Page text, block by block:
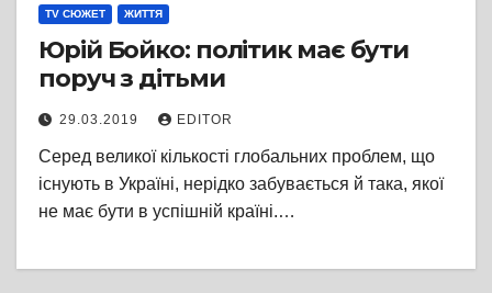
TV СЮЖЕТ ЖИТТЯ
Юрій Бойко: політик має бути
поруч з дітьми
29.03.2019 EDITOR
Серед великої кількості глобальних проблем, що
існують в Україні, нерідко забувається й така, якої
не має бути в успішній країні.…